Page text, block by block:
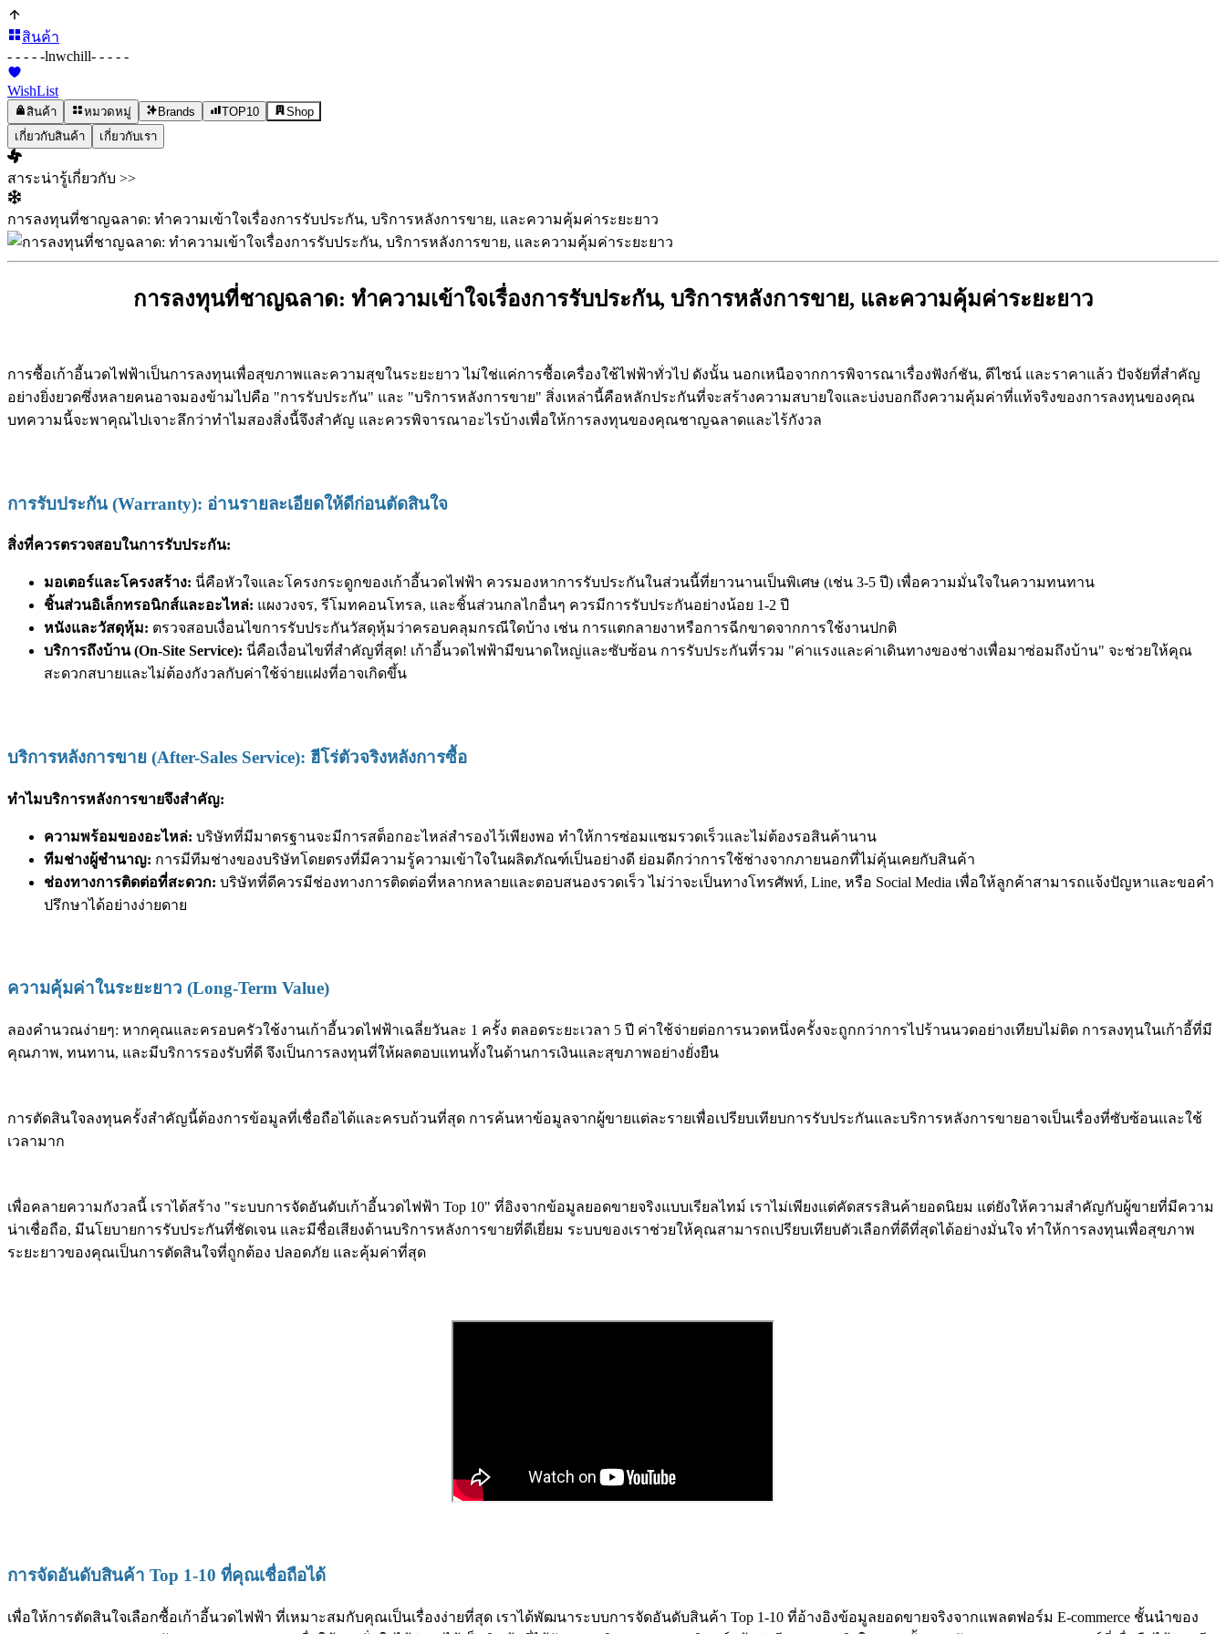
สินค้า
- - - - -lnwchill- - - - -
WishList
สินค้า หมวดหมู่ Brands TOP10
Shop
เกี่ยวกับสินค้า
เกี่ยวกับเรา
สาระน่ารู้เกี่ยวกับ >>
การลงทุนที่ชาญฉลาด: ทำความเข้าใจเรื่องการรับประกัน, บริการหลังการขาย, และความคุ้มค่าระยะยาว
การลงทุนที่ชาญฉลาด: ทำความเข้าใจเรื่องการรับประกัน, บริการหลังการขาย, และความคุ้มค่าระยะยาว
การซื้อเก้าอี้นวดไฟฟ้าเป็นการลงทุนเพื่อสุขภาพและความสุขในระยะยาว ไม่ใช่แค่การซื้อเครื่องใช้ไฟฟ้าทั่วไป ดังนั้น นอกเหนือจากการพิจารณาเรื่องฟังก์ชัน, ดีไซน์ และราคาแล้ว ปัจจัยที่สำคัญ
อย่างยิ่งยวดซึ่งหลายคนอาจมองข้ามไปคือ "การรับประกัน" และ "บริการหลังการขาย" สิ่งเหล่านี้คือหลักประกันที่จะสร้างความสบายใจและบ่งบอกถึงความคุ้มค่าที่แท้จริงของการลงทุนของคุณ
บทความนี้จะพาคุณไปเจาะลึกว่าทำไมสองสิ่งนี้จึงสำคัญ และควรพิจารณาอะไรบ้างเพื่อให้การลงทุนของคุณชาญฉลาดและไร้กังวล
การรับประกัน (Warranty): อ่านรายละเอียดให้ดีก่อนตัดสินใจ
สิ่งที่ควรตรวจสอบในการรับประกัน:
มอเตอร์และโครงสร้าง: นี่คือหัวใจและโครงกระดูกของเก้าอี้นวดไฟฟ้า ควรมองหาการรับประกันในส่วนนี้ที่ยาวนานเป็นพิเศษ (เช่น 3-5 ปี) เพื่อความมั่นใจในความทนทาน
ชิ้นส่วนอิเล็กทรอนิกส์และอะไหล่: แผงวงจร, รีโมทคอนโทรล, และชิ้นส่วนกลไกอื่นๆ ควรมีการรับประกันอย่างน้อย 1-2 ปี
หนังและวัสดุหุ้ม: ตรวจสอบเงื่อนไขการรับประกันวัสดุหุ้มว่าครอบคลุมกรณีใดบ้าง เช่น การแตกลายงาหรือการฉีกขาดจากการใช้งานปกติ
บริการถึงบ้าน (On-Site Service): นี่คือเงื่อนไขที่สำคัญที่สุด! เก้าอี้นวดไฟฟ้ามีขนาดใหญ่และซับซ้อน การรับประกันที่รวม "ค่าแรงและค่าเดินทางของช่างเพื่อมาซ่อมถึงบ้าน" จะช่วยให้คุณ
สะดวกสบายและไม่ต้องกังวลกับค่าใช้จ่ายแฝงที่อาจเกิดขึ้น
บริการหลังการขาย (After-Sales Service): ฮีโร่ตัวจริงหลังการซื้อ
ทำไมบริการหลังการขายจึงสำคัญ:
ความพร้อมของอะไหล่: บริษัทที่มีมาตรฐานจะมีการสต็อกอะไหล่สำรองไว้เพียงพอ ทำให้การซ่อมแซมรวดเร็วและไม่ต้องรอสินค้านาน
ทีมช่างผู้ชำนาญ: การมีทีมช่างของบริษัทโดยตรงที่มีความรู้ความเข้าใจในผลิตภัณฑ์เป็นอย่างดี ย่อมดีกว่าการใช้ช่างจากภายนอกที่ไม่คุ้นเคยกับสินค้า
ช่องทางการติดต่อที่สะดวก: บริษัทที่ดีควรมีช่องทางการติดต่อที่หลากหลายและตอบสนองรวดเร็ว ไม่ว่าจะเป็นทางโทรศัพท์, Line, หรือ Social Media เพื่อให้ลูกค้าสามารถแจ้งปัญหาและขอคำ
ปรึกษาได้อย่างง่ายดาย
ความคุ้มค่าในระยะยาว (Long-Term Value)
ลองคำนวณง่ายๆ: หากคุณและครอบครัวใช้งานเก้าอี้นวดไฟฟ้าเฉลี่ยวันละ 1 ครั้ง ตลอดระยะเวลา 5 ปี ค่าใช้จ่ายต่อการนวดหนึ่งครั้งจะถูกกว่าการไปร้านนวดอย่างเทียบไม่ติด การลงทุนในเก้าอี้ที่มี
คุณภาพ, ทนทาน, และมีบริการรองรับที่ดี จึงเป็นการลงทุนที่ให้ผลตอบแทนทั้งในด้านการเงินและสุขภาพอย่างยั่งยืน
การตัดสินใจลงทุนครั้งสำคัญนี้ต้องการข้อมูลที่เชื่อถือได้และครบถ้วนที่สุด การค้นหาข้อมูลจากผู้ขายแต่ละรายเพื่อเปรียบเทียบการรับประกันและบริการหลังการขายอาจเป็นเรื่องที่ซับซ้อนและใช้
เวลามาก
เพื่อคลายความกังวลนี้ เราได้สร้าง "ระบบการจัดอันดับเก้าอี้นวดไฟฟ้า Top 10" ที่อิงจากข้อมูลยอดขายจริงแบบเรียลไทม์ เราไม่เพียงแต่คัดสรรสินค้ายอดนิยม แต่ยังให้ความสำคัญกับผู้ขายที่มีความ
น่าเชื่อถือ, มีนโยบายการรับประกันที่ชัดเจน และมีชื่อเสียงด้านบริการหลังการขายที่ดีเยี่ยม ระบบของเราช่วยให้คุณสามารถเปรียบเทียบตัวเลือกที่ดีที่สุดได้อย่างมั่นใจ ทำให้การลงทุนเพื่อสุขภาพ
ระยะยาวของคุณเป็นการตัดสินใจที่ถูกต้อง ปลอดภัย และคุ้มค่าที่สุด
การจัดอันดับสินค้า Top 1-10 ที่คุณเชื่อถือได้
เพื่อให้การตัดสินใจเลือกซื้อเก้าอี้นวดไฟฟ้า ที่เหมาะสมกับคุณเป็นเรื่องง่ายที่สุด เราได้พัฒนาระบบการจัดอันดับสินค้า Top 1-10 ที่อ้างอิงข้อมูลยอดขายจริงจากแพลตฟอร์ม E-commerce ชั้นนำของ